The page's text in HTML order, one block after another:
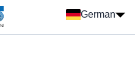
German